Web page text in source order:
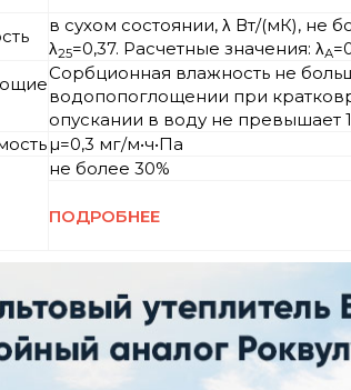
в сухом состоянии, λ Вт/(мК), не
λ25=0,37. Расчетные значения: λА
Сорбционная влажность не
водопопоглощении при
опускании в воду не превышает
µ=0,3 мг/м•ч•Па
не более 30%
ПОДРОБНЕЕ